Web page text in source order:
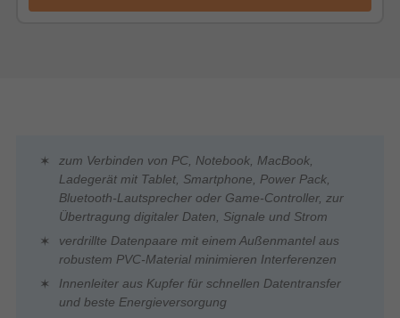
zum Verbinden von PC, Notebook, MacBook,
Ladegerät mit Tablet, Smartphone, Power Pack,
Bluetooth-Lautsprecher oder Game-Controller, zur
Übertragung digitaler Daten, Signale und Strom
verdrillte Datenpaare mit einem Außenmantel aus
robustem PVC-Material minimieren Interferenzen
Innenleiter aus Kupfer für schnellen Datentransfer
und beste Energieversorgung